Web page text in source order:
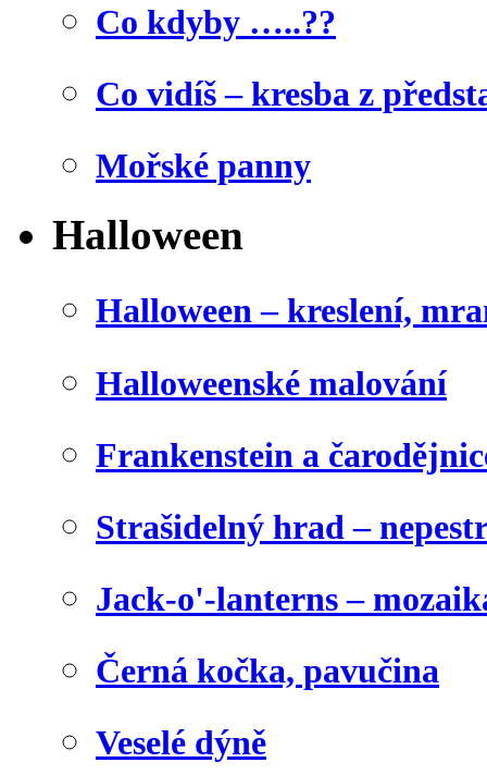
Co kdyby …..??
Co vidíš – kresba z
Mořské panny
Halloween
Halloween – kreslení,
Halloweenské malování
Frankenstein a
Strašidelný hrad –
Jack-o'-lanterns –
Černá kočka, pavučina
Veselé dýně